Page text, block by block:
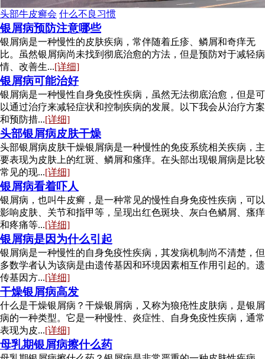
头部牛皮癣会 什么不良习惯
银屑病预防注意哪些
银屑病是一种慢性的皮肤疾病，常伴随着丘疹、鳞屑和奇痒无
比。虽然银屑病尚未找到彻底治愈的方法，但是预防对于减轻病
情、改善生...[详细]
银屑病可能治好
银屑病是一种慢性自身免疫性疾病，虽然无法彻底治愈，但是可
以通过治疗来减轻症状和控制疾病的发展。以下我会从治疗方案
和预防措...[详细]
头部银屑病皮肤干燥
头部银屑病皮肤干燥银屑病是一种慢性的免疫系统相关疾病，主
要表现为皮肤上的红斑、鳞屑和瘙痒。在头部出现银屑病是比较
常见的现...[详细]
银屑病看着吓人
银屑病，也叫牛皮癣，是一种常见的慢性自身免疫性疾病，可以
影响皮肤、关节和指甲等，呈现出红色斑块、灰白色鳞屑、瘙痒
和疼痛等...[详细]
银屑病是因为什么引起
银屑病是一种慢性的自身免疫性疾病，其发病机制尚不清楚，但
多数学者认为该病是由遗传基因和环境因素相互作用引起的。遗
传基因方...[详细]
干燥银屑病高发
什么是干燥银屑病？干燥银屑病，又称为狼疮性皮肤病，是银屑
病的一种类型。它是一种慢性、炎症性、自身免疫性疾病，通常
表现为皮...[详细]
母乳期银屑病擦什么药